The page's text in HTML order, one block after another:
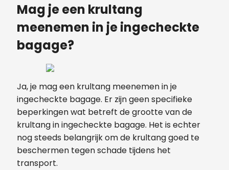
Mag je een krultang
meenemen in je ingecheckte
bagage?
Ja, je mag een krultang meenemen in je
ingecheckte bagage. Er zijn geen specifieke
beperkingen wat betreft de grootte van de
krultang in ingecheckte bagage. Het is echter
nog steeds belangrijk om de krultang goed te
beschermen tegen schade tijdens het
transport.